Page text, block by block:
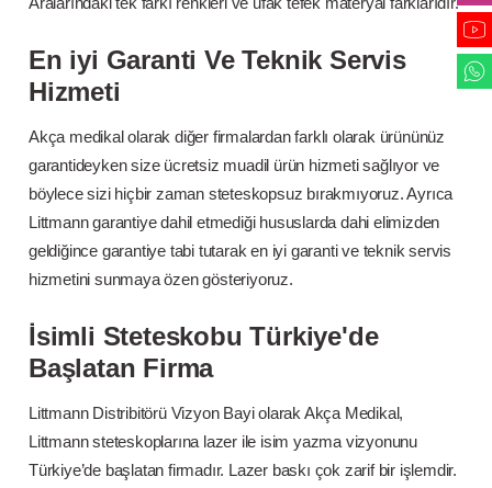
En iyi Garanti Ve Teknik Servis
Hizmeti
Akça medikal olarak diğer firmalardan farklı olarak ürününüz
garantideyken size ücretsiz muadil ürün hizmeti sağlıyor ve
böylece sizi hiçbir zaman steteskopsuz bırakmıyoruz. Ayrıca
Littmann garantiye dahil etmediği hususlarda dahi elimizden
geldiğince garantiye tabi tutarak en iyi garanti ve teknik servis
hizmetini sunmaya özen gösteriyoruz.
İsimli Steteskobu Türkiye'de
Başlatan Firma
Littmann Distribitörü Vizyon Bayi olarak Akça Medikal,
Littmann steteskoplarına lazer ile isim yazma vizyonunu
Türkiye’de başlatan firmadır. Lazer baskı çok zarif bir işlemdir.